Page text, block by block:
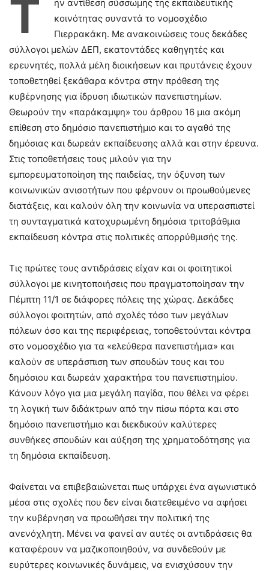
Τ
ην αντίθεση σύσσωμης της εκπαιδευτικής
κοινότητας συναντά το νομοσχέδιο
Πιερρακάκη. Με ανακοινώσεις τους δεκάδες
σύλλογοι μελών ΔΕΠ, εκατοντάδες καθηγητές και
ερευνητές, πολλά μέλη διοικήσεων και πρυτάνεις έχουν
τοποθετηθεί ξεκάθαρα κόντρα στην πρόθεση της
κυβέρνησης για ίδρυση ιδιωτικών πανεπιστημίων.
Θεωρούν την «παράκαμψη» του άρθρου 16 μια ακόμη
επίθεση στο δημόσιο πανεπιστήμιο και το αγαθό της
δημόσιας και δωρεάν εκπαίδευσης αλλά και στην έρευνα.
Στις τοποθετήσεις τους μιλούν για την
εμπορευματοποίηση της παιδείας, την όξυνση των
κοινωνικών ανισοτήτων που φέρνουν οι προωθούμενες
διατάξεις, και καλούν όλη την κοινωνία να υπερασπιστεί
τη συνταγματικά κατοχυρωμένη δημόσια τριτοβάθμια
εκπαίδευση κόντρα στις πολιτικές απορρύθμισής της.
Τις πρώτες τους αντιδράσεις είχαν και οι φοιτητικοί
σύλλογοι με κινητοποιήσεις που πραγματοποίησαν την
Πέμπτη 11/1 σε διάφορες πόλεις της χώρας. Δεκάδες
σύλλογοι φοιτητών, από σχολές τόσο των μεγάλων
πόλεων όσο και της περιφέρειας, τοποθετούνται κόντρα
στο νομοσχέδιο για τα «ελεύθερα πανεπιστήμια» και
καλούν σε υπεράσπιση των σπουδών τους και του
δημόσιου και δωρεάν χαρακτήρα του πανεπιστημίου.
Κάνουν λόγο για μια μεγάλη παγίδα, που θέλει να φέρει
τη λογική των διδάκτρων από την πίσω πόρτα και στο
δημόσιο πανεπιστήμιο και διεκδικούν καλύτερες
συνθήκες σπουδών και αύξηση της χρηματοδότησης για
τη δημόσια εκπαίδευση.
Φαίνεται να επιβεβαιώνεται πως υπάρχει ένα αγωνιστικό
μέσα στις σχολές που δεν είναι διατεθειμένο να αφήσει
την κυβέρνηση να προωθήσει την πολιτική της
ανενόχλητη. Μένει να φανεί αν αυτές οι αντιδράσεις θα
καταφέρουν να μαζικοποιηθούν, να συνδεθούν με
ευρύτερες κοινωνικές δυνάμεις, να ενισχύσουν την